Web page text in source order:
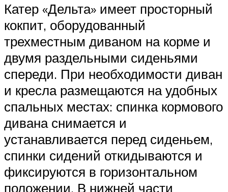
Катер «Дельта» имеет просторный
кокпит, оборудованный
трехместным диваном на корме и
двумя раздельными сиденьями
спереди. При необходимости диван
и кресла размещаются на удобных
спальных местах: спинка кормового
дивана снимается и
устанавливается перед сиденьем,
спинки сидений откидываются и
фиксируются в горизонтальном
положении. В нижней части